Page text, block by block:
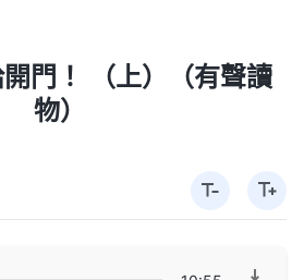
門！ （上）（有聲讀
物）